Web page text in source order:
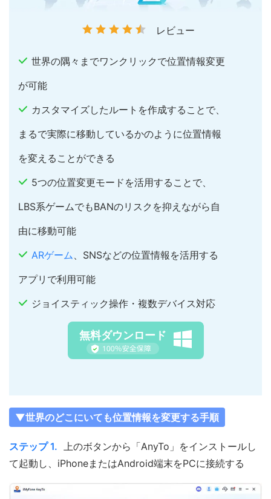
レビュー
世界の隅々までワンクリックで位置情報変更
が可能
カスタマイズしたルートを作成することで、
まるで実際に移動しているかのように位置情報
を変えることができる
5つの位置変更モードを活用することで、
LBS系ゲームでもBANのリスクを抑えながら自
由に移動可能
ARゲーム 、SNSなどの位置情報を活用する
アプリで利用可能
ジョイスティック操作・複数デバイス対応
無料ダウンロード
▼世界のどこにいても位置情報を変更する手順
ステップ 1.
上のボタンから「AnyTo」をインストールし
て起動し、iPhoneまたはAndroid端末をPCに接続する